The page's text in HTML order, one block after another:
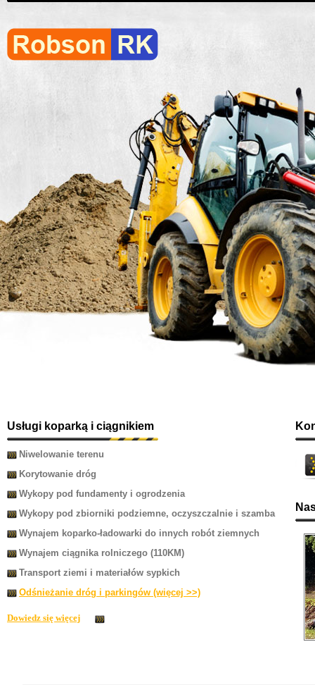
Usługi koparką i ciągnikiem
Niwelowanie terenu
Korytowanie dróg
Wykopy pod fundamenty i ogrodzenia
Wykopy pod zbiorniki podziemne, oczyszczalnie i szamba
Wynajem koparko-ładowarki do innych robót ziemnych
Wynajem ciągnika rolniczego (110KM)
Transport ziemi i materiałów sypkich
Odśnieżanie dróg i parkingów (więcej >>)
Dowiedz się więcej